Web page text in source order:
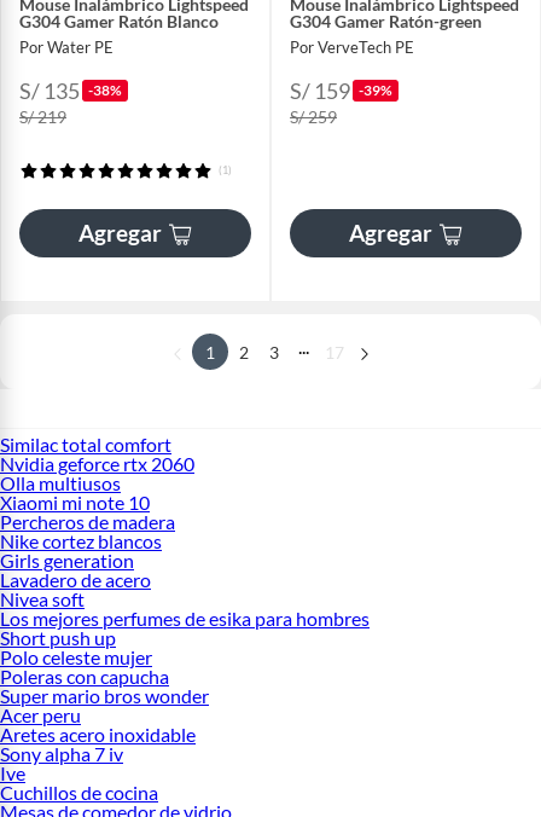
Mouse Inalámbrico Lightspeed
G304 Gamer Ratón Blanco
Por Water PE
S/ 135 -38%
S/ 219
(1)
Agregar
Mouse Inalámbrico Lightspeed
G304 Gamer Ratón-green
Por VerveTech PE
S/ 159 -39%
S/ 259
Agregar
1 2 3 ... 17
Similac total comfort
Nvidia geforce rtx 2060
Olla multiusos
Xiaomi mi note 10
Percheros de madera
Nike cortez blancos
Girls generation
Lavadero de acero
Nivea soft
Los mejores perfumes de esika para hombres
Short push up
Polo celeste mujer
Poleras con capucha
Super mario bros wonder
Acer peru
Aretes acero inoxidable
Sony alpha 7 iv
Ive
Cuchillos de cocina
Mesas de comedor de vidrio